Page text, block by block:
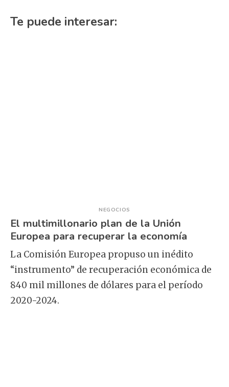
Te puede interesar:
NEGOCIOS
El multimillonario plan de la Unión
Europea para recuperar la economía
La Comisión Europea propuso un inédito
“instrumento” de recuperación económica de
840 mil millones de dólares para el período
2020-2024.